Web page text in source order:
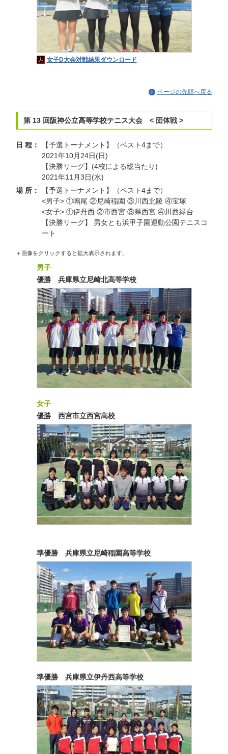
女子D大会対戦結果ダウンロード
ページの先頭へ戻る
第 13 回阪神公立高等学校テニス大会 < 団体戦 >
日 程：
【予選トーナメント】（ベスト4まで）
2021年10月24日(日)
【決勝リーグ】(4校による総当たり)
2021年11月3日(水)
場 所：
【予選トーナメント】（ベスト4まで）
<男子> ①鳴尾 ②尼崎稲園 ③川西北陵 ④宝塚
<女子> ①伊丹西 ②市西宮 ③県西宮 ④川西緑台
【決勝リーグ】 男女とも浜甲子園運動公園テニスコ
ート
＋画像をクリックすると拡大表示されます。
男子
優勝 兵庫県立尼崎北高等学校
女子
優勝 西宮市立西宮高校
準優勝 兵庫県立尼崎稲園高等学校
準優勝 兵庫県立伊丹西高等学校